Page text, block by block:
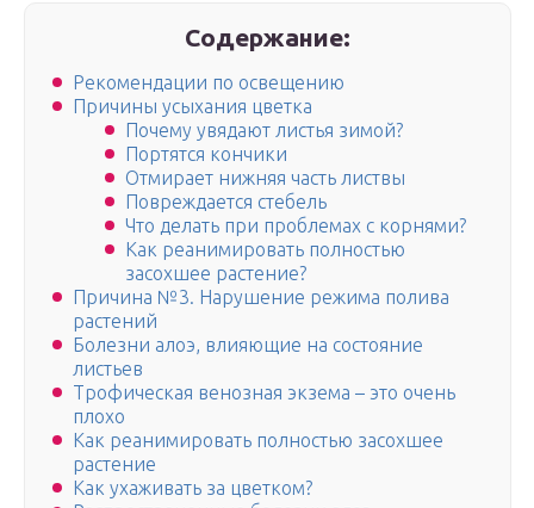
Содержание:
Рекомендации по освещению
Причины усыхания цветка
Почему увядают листья зимой?
Портятся кончики
Отмирает нижняя часть листвы
Повреждается стебель
Что делать при проблемах с корнями?
Как реанимировать полностью
засохшее растение?
Причина №3. Нарушение режима полива
растений
Болезни алоэ, влияющие на состояние
листьев
Трофическая венозная экзема – это очень
плохо
Как реанимировать полностью засохшее
растение
Как ухаживать за цветком?